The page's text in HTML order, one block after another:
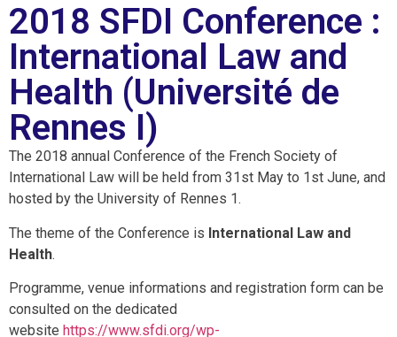
2018 SFDI Conference :
International Law and
Health (Université de
Rennes I)
The 2018 annual Conference of the French Society of
International Law will be held from 31st May to 1st June, and
hosted by the University of Rennes 1.
The theme of the Conference is International Law and
Health.
Programme, venue informations and registration form can be
consulted on the dedicated
website https://www.sfdi.org/wp-